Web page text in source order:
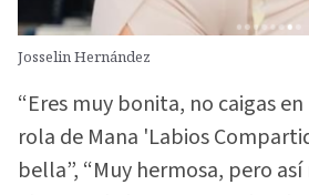
Josselin Hernández
“Eres muy bonita, no caigas
rola de Mana 'Labios
bella”, “Muy hermosa, pero así